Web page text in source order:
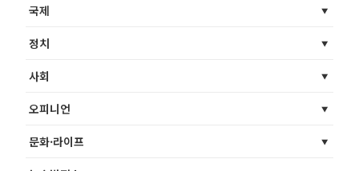
국제
정치
사회
오피니언
문화·라이프